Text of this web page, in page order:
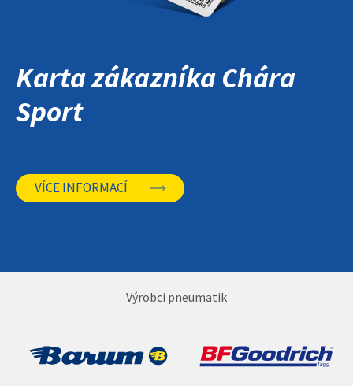
Karta zákazníka Chára
Sport
VÍCE INFORMACÍ
Výrobci pneumatik